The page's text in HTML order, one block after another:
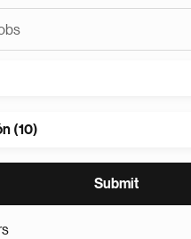
(10)